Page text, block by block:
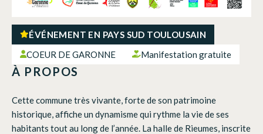
ÉVÉNEMENT EN PAYS SUD TOULOUSAIN
COEUR DE GARONNE
Manifestation gratuite
À PROPOS
Cette commune très vivante, forte de son patrimoine
historique, affiche un dynamisme qui rythme la vie de ses
habitants tout au long de l’année. La halle de Rieumes, inscrite